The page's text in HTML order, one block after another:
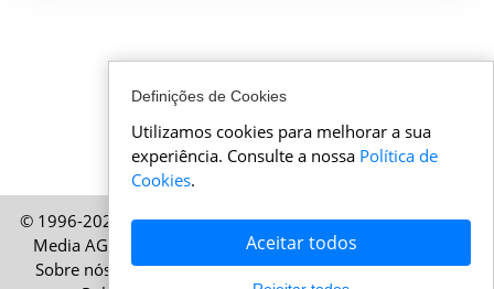
© 1996-2026 AtualidadeSuica.pt – Uma publicação da HELP
Media AG, Zurique, Suíça – Todos os direitos reservados
Sobre nós
Informações legais|Termos de utilização|
Definições de Cookies
Utilizamos cookies para melhorar a sua
experiência. Consulte a nossa Política de
Cookies.
Aceitar todos